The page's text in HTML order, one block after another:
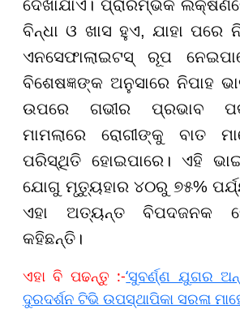
ଦେଖାଯାଏ। ପ୍ରାରମ୍ଭିକ
ବିନ୍ଧା ଓ ଖାସ ହୁଏ, ଯାହା ପରେ
ଏନସେଫାଲାଇଟସ୍ ରୂପ
ବିଶେଷଜ୍ଞଙ୍କ ଅନୁସାରେ ନିପାହ
ଉପରେ ଗଭୀର ପ୍ରଭାବ
ମାମଲାରେ ରୋଗୀଙ୍କୁ ବାତ
ପରିସ୍ଥିତି ହୋଇପାରେ। ଏହି
ଯୋଗୁ ମୃତ୍ୟୁହାର ୪୦ରୁ ୭୫%
ଏହା ଅତ୍ୟନ୍ତ ବିପଦଜନକ
କହିଛନ୍ତି।
ଏହା ବି ପଢନ୍ତୁ :-‘ସୁବର୍ଣ୍ଣ ଯୁଗର
ଦୁରଦର୍ଶନ ଟିଭି ଉପସ୍ଥାପିକା ସରଳା